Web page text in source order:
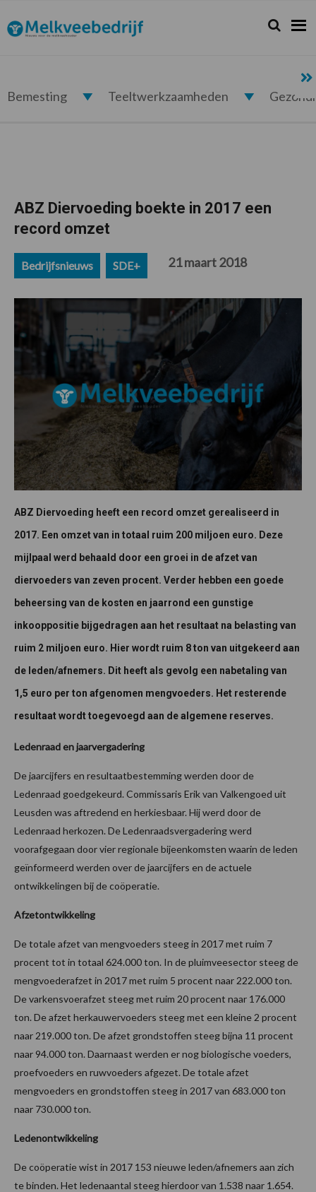
de
hoofdnavigatie
de
hoofd
de
eerste
de
voettekst
Melkveebedrijf.nl Zoeken...
Zoek
Bemesting Teeltwerkzaamheden
ABZ Diervoeding boekte in 2017 een
record omzet
Bedrijfsnieuws SDE+ 21 maart 2018
ABZ Diervoeding heeft een record omzet gerealiseerd in
2017. Een omzet van in totaal ruim 200 miljoen euro. Deze
mijlpaal werd behaald door een groei in de afzet van
diervoeders van zeven procent. Verder hebben een goede
beheersing van de kosten en jaarrond een gunstige
inkooppositie bijgedragen aan het resultaat na belasting van
ruim 2 miljoen euro. Hier wordt ruim 8 ton van uitgekeerd aan
de leden/afnemers. Dit heeft als gevolg een nabetaling van
1,5 euro per ton afgenomen mengvoeders. Het resterende
resultaat wordt toegevoegd aan de algemene reserves.
Ledenraad en jaarvergadering
De jaarcijfers en resultaatbestemming werden door de
Ledenraad goedgekeurd. Commissaris Erik van Valkengoed uit
Leusden was aftredend en herkiesbaar. Hij werd door de
Ledenraad herkozen. De Ledenraadsvergadering werd
voorafgegaan door vier regionale bijeenkomsten waarin de leden
geïnformeerd werden over de jaarcijfers en de actuele
ontwikkelingen bij de coöperatie.
Afzetontwikkeling
De totale afzet van mengvoeders steeg in 2017 met ruim 7
procent tot in totaal 624.000 ton. In de pluimveesector steeg de
mengvoederafzet in 2017 met ruim 5 procent naar 222.000 ton.
De varkensvoerafzet steeg met ruim 20 procent naar 176.000
ton. De afzet herkauwervoeders steeg met een kleine 2 procent
naar 219.000 ton. De afzet grondstoffen steeg bijna 11 procent
naar 94.000 ton. Daarnaast werden er nog biologische voeders,
proefvoeders en ruwvoeders afgezet. De totale afzet
mengvoeders en grondstoffen steeg in 2017 van 683.000 ton
naar 730.000 ton.
Ledenontwikkeling
De coöperatie wist in 2017 153 nieuwe leden/afnemers aan zich
te binden. Het ledenaantal steeg hierdoor van 1.538 naar 1.654.